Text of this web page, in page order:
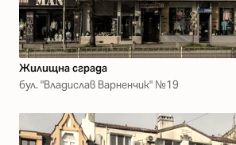
Жилищна сграда
бул. "Владислав Варненчик" №19